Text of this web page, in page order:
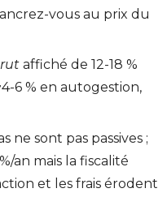
vous au prix du
affiché de 12-18 %
6 % en autogestion,
ne sont pas passives ;
an mais la fiscalité
et les frais érodent